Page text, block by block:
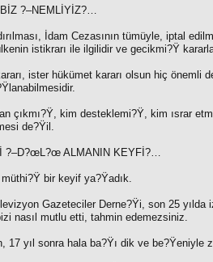
?–NEMLİYİZ?…
İdam Cezasının tümüyle, iptal
istikrarı ile ilgilidir ve gecikmi?Ÿ
ister hükümet kararı olsun hiç önemli
çıkmı?Ÿ, kim desteklemi?Ÿ, kim ısrar
de?Ÿil.
?–D?œL?œ ALMANIN KEYFİ?…
bir keyif ya?Ÿadık.
Gazeteciler Derne?Ÿi, son 25 yılda
nasıl mutlu etti, tahmin edemezsiniz.
17 yıl sonra hala ba?Ÿı dik ve be?Ÿeniyle